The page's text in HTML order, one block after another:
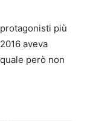
più
aveva
però non